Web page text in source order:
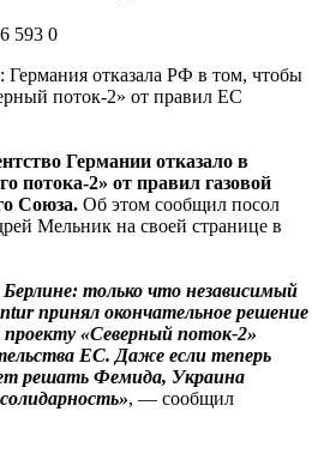
6 593 0
Германии отказало в
потока-2» от правил газовой
Союза. Об этом сообщил посол
Мельник на своей странице в
только что независимый
принял окончательное решение
«Северный поток-2»
ЕС. Даже если теперь
решать Фемида, Украина
, — сообщил